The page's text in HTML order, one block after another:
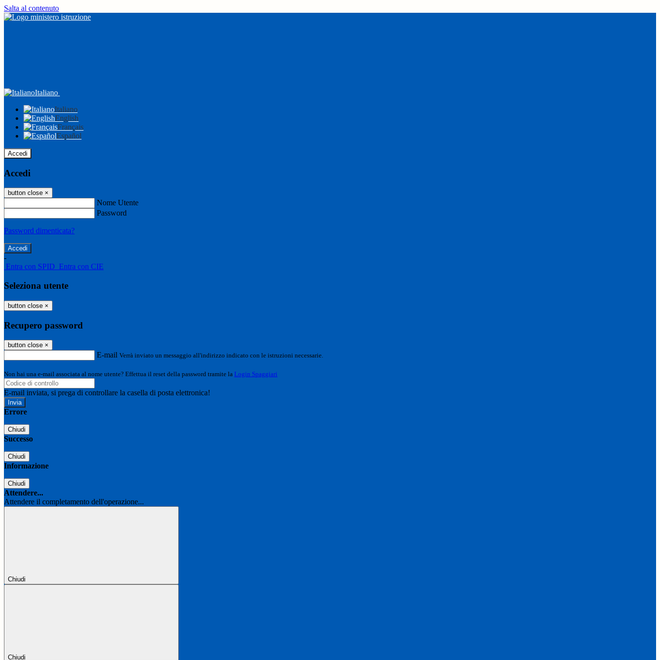
Salta al contenuto
Italiano
Italiano
English
Français
Español
Accedi
Accedi
button close ×
Nome Utente
Password
Password dimenticata?
-
Entra con SPID Entra con CIE
Seleziona utente
button close ×
Recupero password
button close ×
E-mail Verrà inviato un messaggio all'indirizzo indicato con le istruzioni necessarie.
Non hai una e-mail associata al nome utente? Effettua il reset della password tramite la Login Spaggiari
E-mail inviata, si prega di controllare la casella di posta elettronica!
Errore
Chiudi
Successo
Chiudi
Informazione
Chiudi
Attendere...
Attendere il completamento dell'operazione...
Chiudi
Chiudi